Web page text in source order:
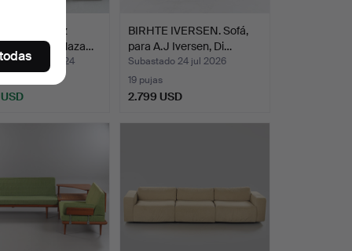
Fritz
sofá de 3 plaza…
23 may 2024
BIRHTE IVERSEN. Sofá,
para A.J Iversen, Di…
Subastado 24 jul 2026
19 pujas
2.799 USD